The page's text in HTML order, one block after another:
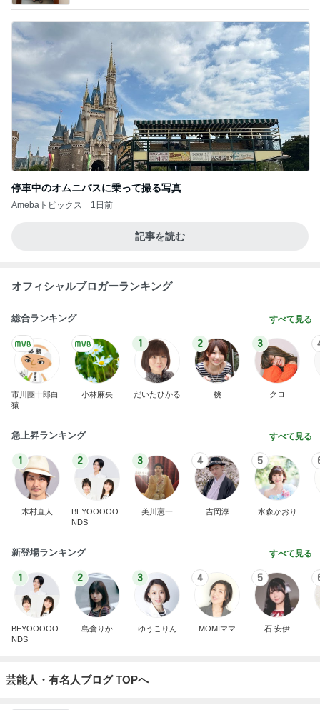
停車中のオムニバスに乗って撮る写真
Amebaトピックス 1日前
記事を読む
オフィシャルブロガーランキング
総合ランキング すべて見る
市川團十郎白
猿
小林麻央
1
だいたひかる
2
桃
3
クロ
急上昇ランキング すべて見る
1
木村直人
2
BEYOOOOO
NDS
3
美川憲一
4
吉岡淳
5
水森かおり
新登場ランキング すべて見る
1
BEYOOOOO
NDS
2
島倉りか
3
ゆうこりん
4
MOMIママ
5
石 安伊
芸能人・有名人ブログ TOPへ